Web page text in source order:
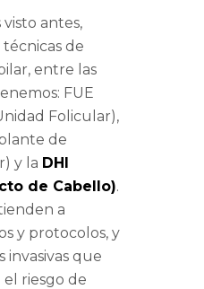
visto antes,
de
entre las
FUE
Folicular),
de
y la DHI
de Cabello).
a
y protocolos, y
invasivas que
riesgo de